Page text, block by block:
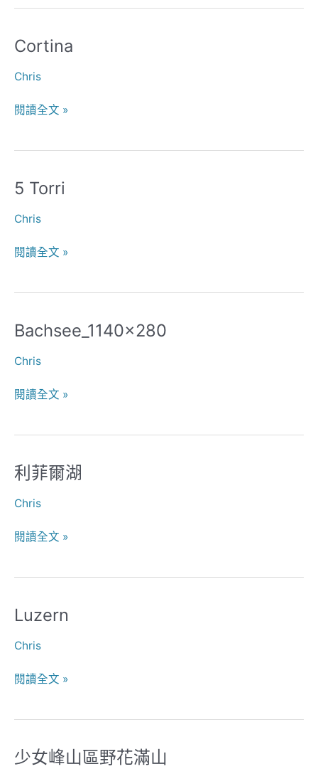
Cortina
Chris
Cortina
閱讀全文 »
5 Torri
Chris
5
閱讀全文 »
Bachsee_1140x280
Chris
Bachsee_1140x280
閱讀全文 »
利菲爾湖
Chris
利
爾
閱讀全文 »
Luzern
Chris
Luzern
閱讀全文 »
少女峰山區野花滿山
少